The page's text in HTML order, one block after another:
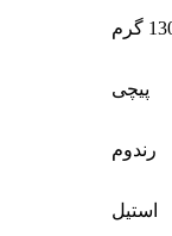
گرم
پیچی
رندوم
استیل